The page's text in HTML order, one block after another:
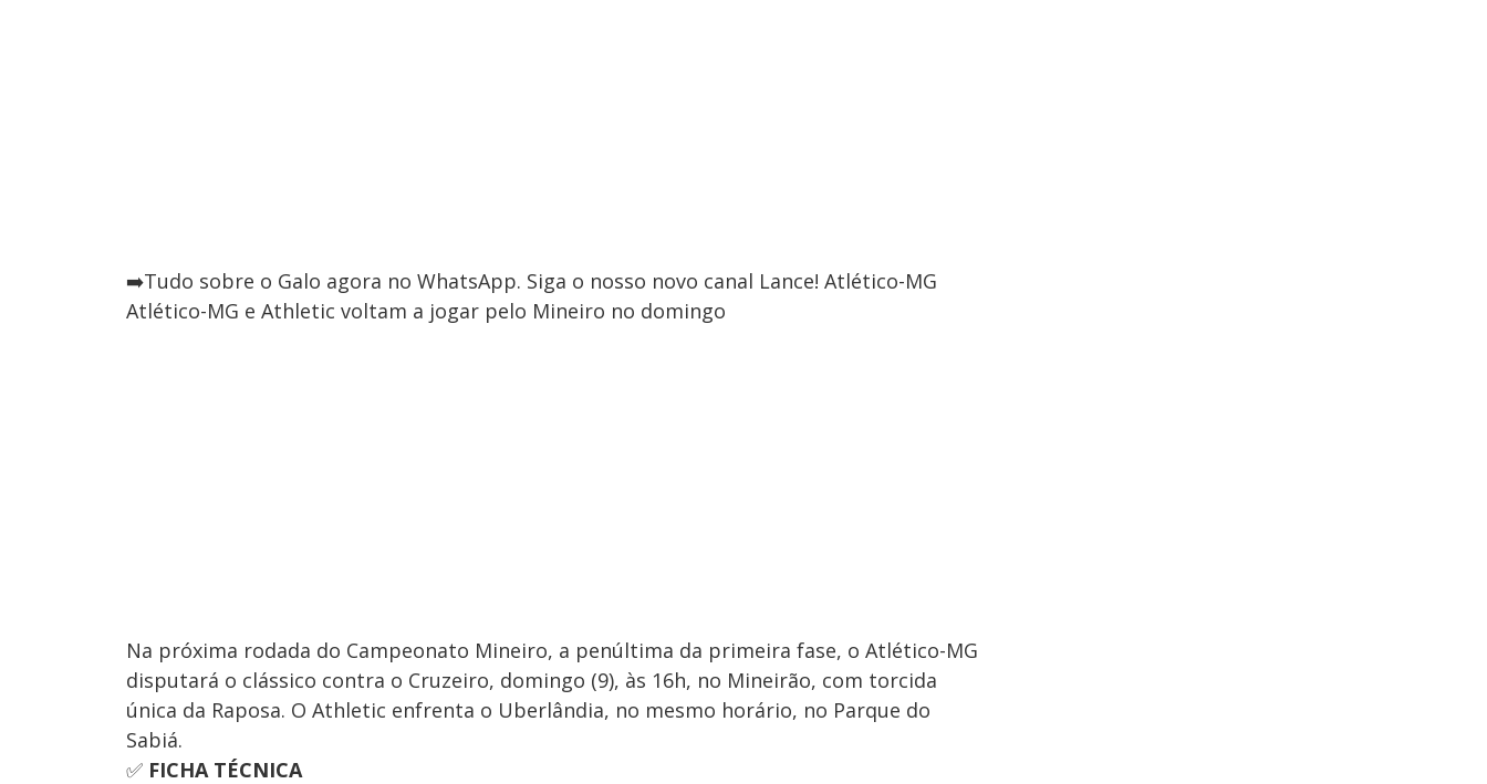
➡️Tudo sobre o Galo agora no WhatsApp. Siga o nosso novo canal Lance! Atlético-MG
Atlético-MG e Athletic voltam a jogar pelo Mineiro no domingo
Na próxima rodada do Campeonato Mineiro, a penúltima da primeira fase, o Atlético-MG
disputará o clássico contra o Cruzeiro, domingo (9), às 16h, no Mineirão, com torcida
única da Raposa. O Athletic enfrenta o Uberlândia, no mesmo horário, no Parque do
Sabiá.
✅ FICHA TÉCNICA